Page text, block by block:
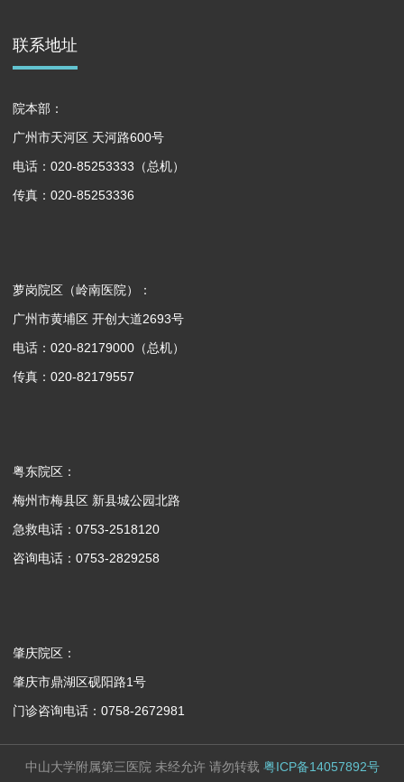
联系地址
院本部：
广州市天河区 天河路600号
电话：020-85253333（总机）
传真：020-85253336
萝岗院区（岭南医院）：
广州市黄埔区 开创大道2693号
电话：020-82179000（总机）
传真：020-82179557
粤东院区：
梅州市梅县区 新县城公园北路
急救电话：0753-2518120
咨询电话：0753-2829258
肇庆院区：
肇庆市鼎湖区砚阳路1号
门诊咨询电话：0758-2672981
中山大学附属第三医院 未经允许 请勿转载 粤ICP备14057892号